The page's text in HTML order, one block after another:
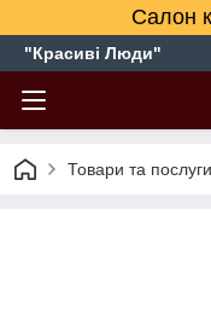
Салон
"Красиві Люди"
Товари та послуги